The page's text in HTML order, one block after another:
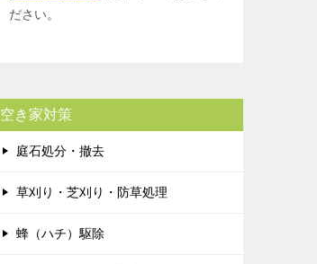
ださい。
空き家対策
庭石処分・撤去
草刈り・芝刈り・防草処理
蜂（ハチ）駆除